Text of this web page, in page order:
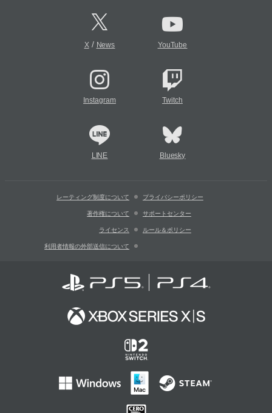
X/ News YouTube
Instagram Twitch
LINE Bluesky
レーティング制度について プライバシーポリシー
著作権について サポートセンター
ライセンス ルール＆ポリシー
利用者情報の外部送信について